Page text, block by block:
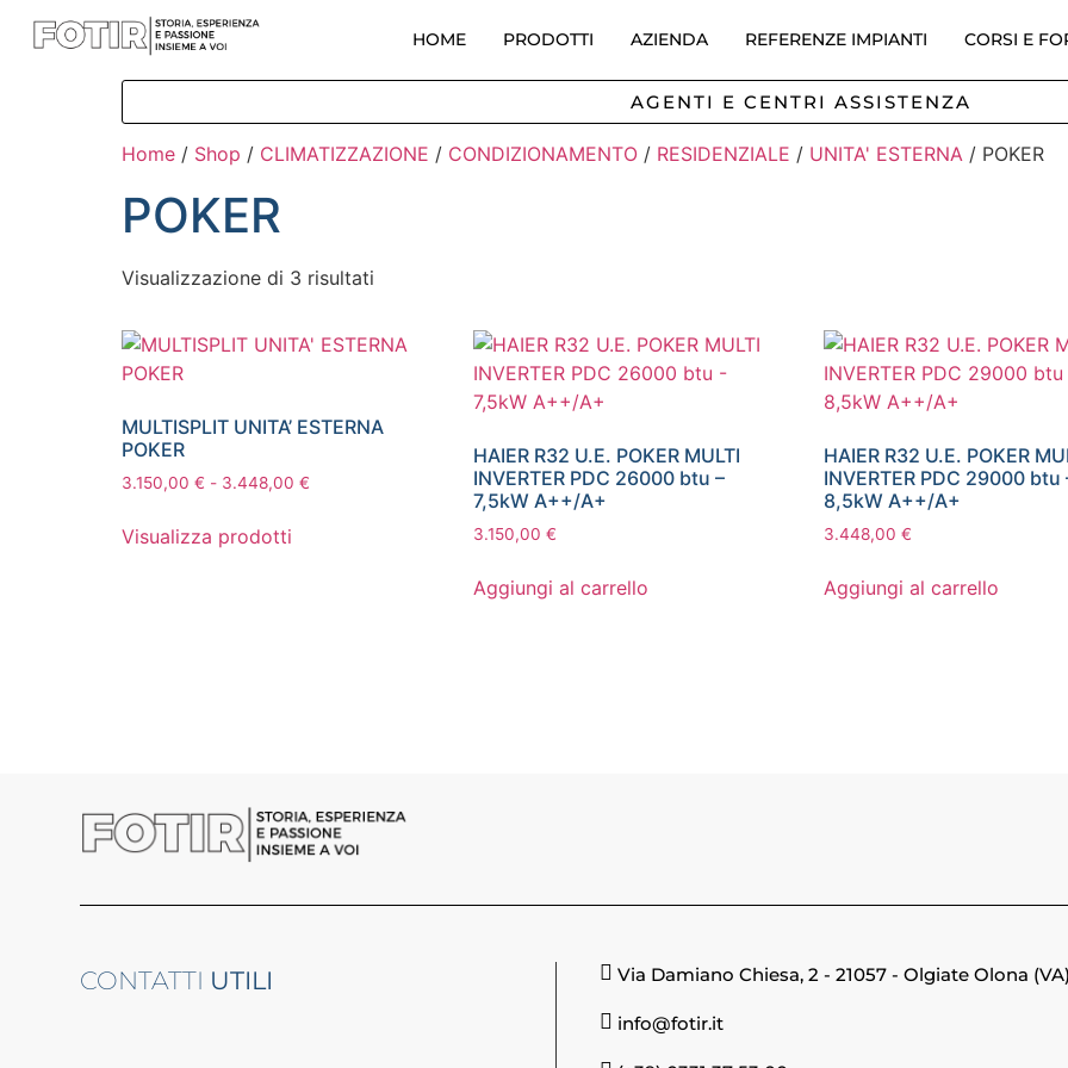
HOME PRODOTTI AZIENDA REFERENZE IMPIANTI CORSI E
AGENTI E CENTRI ASSISTENZA
Home / Shop / CLIMATIZZAZIONE / CONDIZIONAMENTO / RESIDENZIALE / UNITA' ESTERNA / POKER
POKER
Visualizzazione di 3 risultati
MULTISPLIT UNITA’ ESTERNA
POKER
3.150,00 € - 3.448,00 €
Visualizza prodotti
HAIER R32 U.E. POKER MULTI
INVERTER PDC 26000 btu –
7,5kW A++/A+
3.150,00 €
Aggiungi al carrello
HAIER R32 U.E. POKER
INVERTER PDC 29000 btu
8,5kW A++/A+
3.448,00€
Aggiungi al carrello
CONTATTI UTILI Via Damiano Chiesa, 2 - 21057 - Olgiate Olona
info@fotir.it